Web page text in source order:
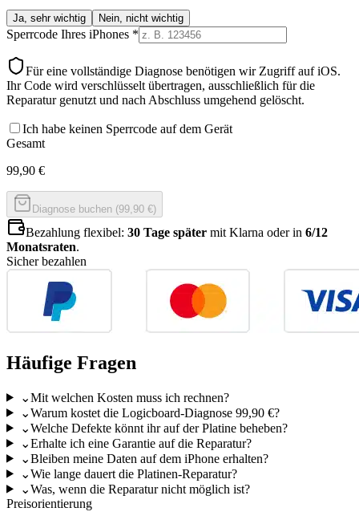
Ja, sehr wichtig Nein, nicht wichtig
Sperrcode Ihres iPhones *
Für eine vollständige Diagnose benötigen wir Zugriff auf iOS.
Ihr Code wird verschlüsselt übertragen, ausschließlich für die
Reparatur genutzt und nach Abschluss umgehend gelöscht.
Ich habe keinen Sperrcode auf dem Gerät
Gesamt
99,90 €
Diagnose buchen (99,90 €)
Bezahlung flexibel: 30 Tage später mit Klarna oder in 6/12
Monatsraten.
Sicher bezahlen
Häufige Fragen
⌄Mit welchen Kosten muss ich rechnen?
⌄Warum kostet die Logicboard-Diagnose 99,90 €?
⌄Welche Defekte könnt ihr auf der Platine beheben?
⌄Erhalte ich eine Garantie auf die Reparatur?
⌄Bleiben meine Daten auf dem iPhone erhalten?
⌄Wie lange dauert die Platinen-Reparatur?
⌄Was, wenn die Reparatur nicht möglich ist?
Preisorientierung